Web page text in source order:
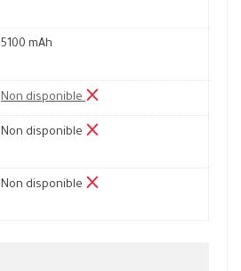
5100 mAh
Non disponible
Non disponible
Non disponible